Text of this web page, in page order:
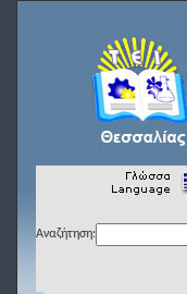
Αναζήτηση: